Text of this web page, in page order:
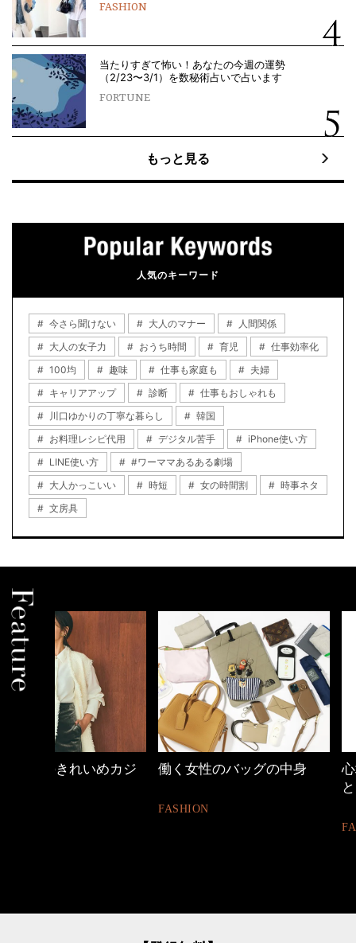
FASHION
当たりすぎて怖い！あなたの今週の運勢
（2/23〜3/1）を数秘術占いで占います
FORTUNE
もっと見る
人気のキーワード
今さら聞けない 大人のマナー
人間関係
大人の女子力
おうち時間 育児
仕事効率化
100均
趣味 仕事も家庭も
夫婦
キャリアアップ
診断
仕事もおしゃれも
川口ゆかりの丁寧な暮らし
韓国
お料理レシピ代用
デジタル苦手
iPhone使い方
LINE使い方
#ワーママあるある劇場
大人かっこいい
時短 女の時間割
時事ネタ
文房具
働く女性のバッグの中身
心地よくいられる